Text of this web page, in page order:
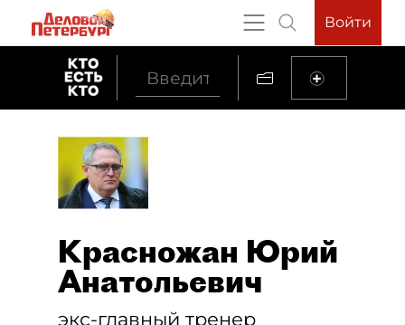
Войти
Красножан Юрий
Анатольевич
экс-главный тренер